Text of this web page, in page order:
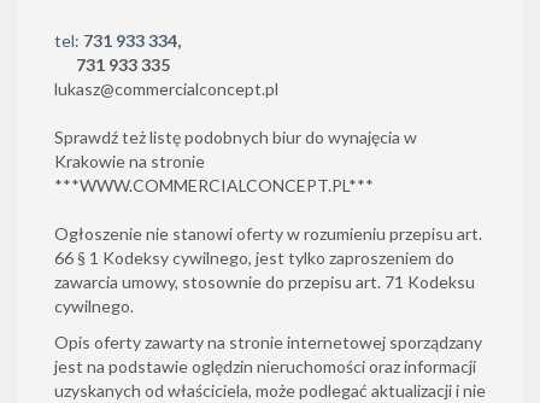
tel: 731 933 334,
731 933 335
lukasz@commercialconcept.pl
Sprawdź też listę podobnych biur do wynajęcia w
Krakowie na stronie
***WWW.COMMERCIALCONCEPT.PL***
Ogłoszenie nie stanowi oferty w rozumieniu przepisu art.
66 § 1 Kodeksy cywilnego, jest tylko zaproszeniem do
zawarcia umowy, stosownie do przepisu art. 71 Kodeksu
cywilnego.
Opis oferty zawarty na stronie internetowej sporządzany
jest na podstawie oględzin nieruchomości oraz informacji
uzyskanych od właściciela, może podlegać aktualizacji i nie